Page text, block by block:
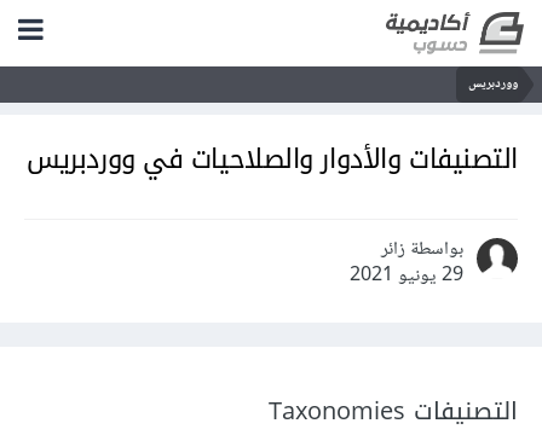
ووردبريس
التصنيفات والأدوار والصلاحيات في ووردبريس
بواسطة زائر
29 يونيو 2021
التصنيفات Taxonomies